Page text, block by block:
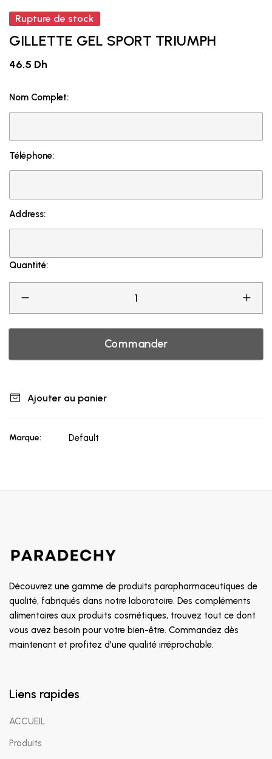
Rupture de stock
GILLETTE GEL SPORT TRIUMPH
46.5 Dh
Nom Complet:
Téléphone:
Address:
Quantité:
Commander
Ajouter au panier
Marque: Default
Découvrez une gamme de produits parapharmaceutiques de
qualité, fabriqués dans notre laboratoire. Des compléments
alimentaires aux produits cosmétiques, trouvez tout ce dont
vous avez besoin pour votre bien-être. Commandez dès
maintenant et profitez d'une qualité irréprochable.
Liens rapides
ACCUEIL
Produits